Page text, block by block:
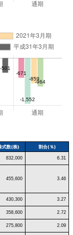
式数(株) 割合(％)
832,000 6.31
455,600 3.46
430,300 3.27
358,600 2.72
275,800 2.09